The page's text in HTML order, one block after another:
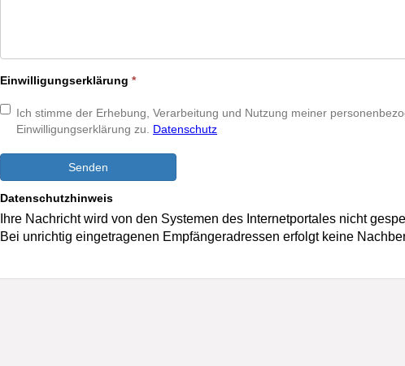
Einwilligungserklärung *
Ich stimme der Erhebung, Verarbeitung und Nutzung meiner
Einwilligungserklärung zu. Datenschutz
Senden
Datenschutzhinweis
Ihre Nachricht wird von den Systemen des Internetportales nicht
Bei unrichtig eingetragenen Empfängeradressen erfolgt keine